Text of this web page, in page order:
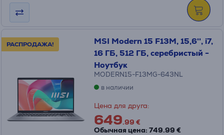
РАСПРОДАЖА!
MSI Modern 15 F13M, 15,6'', i7,
16 ГБ, 512 ГБ, серебристый -
Ноутбук
MODERN15-F13MG-643NL
в наличии
Цена для друга:
649.99 €
Обычная цена: 749.99 €